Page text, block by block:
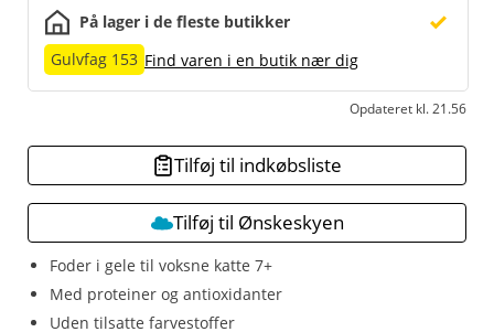
Foder i gele til voksne katte 7+
Med proteiner og antioxidanter
Uden tilsatte farvestoffer
På lager i de fleste butikker
Gulvfag 153 Find varen i en butik nær dig
Opdateret kl. 21.56
Tilføj til indkøbsliste
Tilføj til Ønskeskyen